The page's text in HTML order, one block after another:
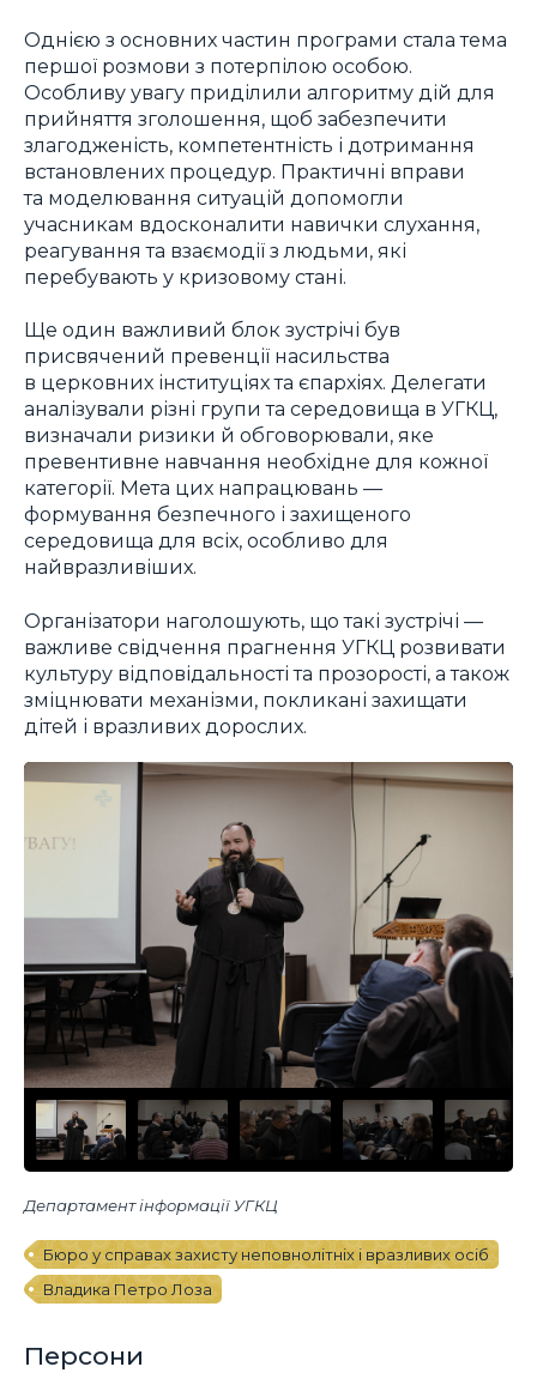
Однією з основних частин програми стала тема
першої розмови з потерпілою особою.
Особливу увагу приділили алгоритму дій для
прийняття зголошення, щоб забезпечити
злагодженість, компетентність і дотримання
встановлених процедур. Практичні вправи
та моделювання ситуацій допомогли
учасникам вдосконалити навички слухання,
реагування та взаємодії з людьми, які
перебувають у кризовому стані.
Ще один важливий блок зустрічі був
присвячений превенції насильства
в церковних інституціях та єпархіях. Делегати
аналізували різні групи та середовища в УГКЦ,
визначали ризики й обговорювали, яке
превентивне навчання необхідне для кожної
категорії. Мета цих напрацювань —
формування безпечного і захищеного
середовища для всіх, особливо для
найвразливіших.
Організатори наголошують, що такі зустрічі —
важливе свідчення прагнення УГКЦ розвивати
культуру відповідальності та прозорості, а також
зміцнювати механізми, покликані захищати
дітей і вразливих дорослих.
Департамент інформації УГКЦ
Бюро у справах захисту неповнолітніх і вразливих осіб
Владика Петро Лоза
Персони